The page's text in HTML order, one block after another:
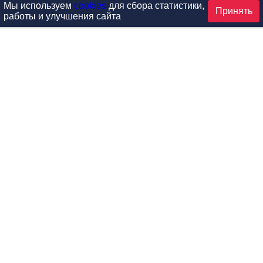
Мы используем cookiesдля сбора статистики,
работы и улучшения сайта
Принять